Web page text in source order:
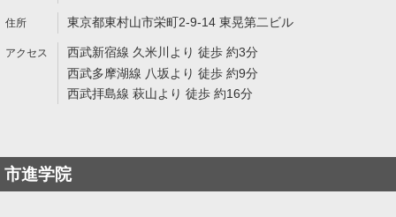
東京都東村山市栄町2-9-14 東晃第二ビル
西武新宿線 久米川より 徒歩 約3分
西武多摩湖線 八坂より 徒歩 約9分
西武拝島線 萩山より 徒歩 約16分
市進学院